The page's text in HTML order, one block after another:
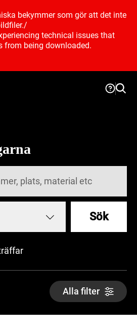
bekymmer som gör att det inte
/
technical issues that
from being downloaded.
Sök
Alla filter